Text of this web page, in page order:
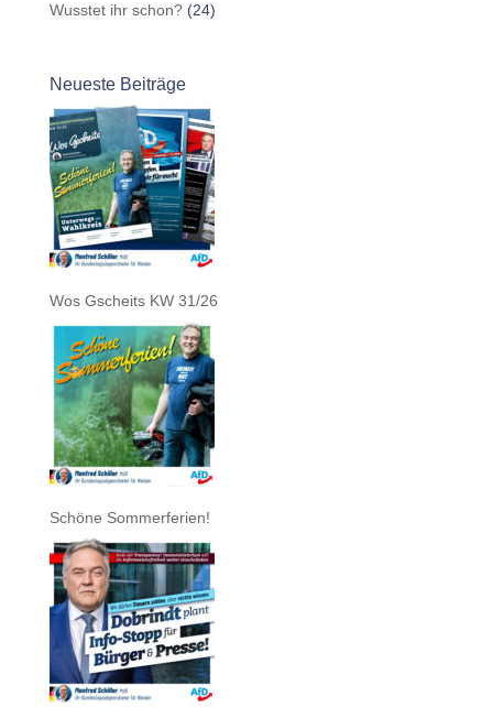
Wusstet ihr schon?(24)
Neueste Beiträge
Wos Gscheits KW 31/26
Schöne Sommerferien!